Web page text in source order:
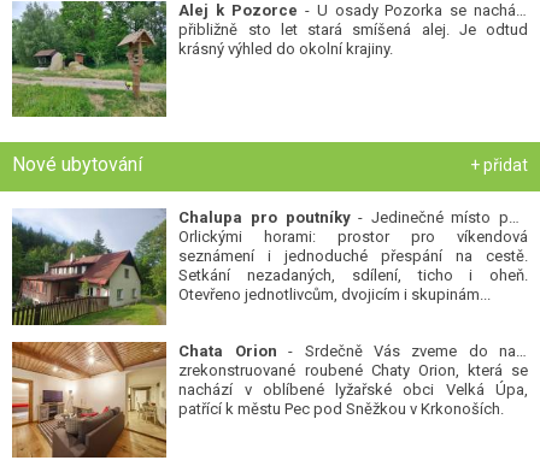
Alej k Pozorce - U osady Pozorka se nachází
přibližně sto let stará smíšená alej. Je odtud
krásný výhled do okolní krajiny.
Nové ubytování + přidat
Chalupa pro poutníky- Jedinečné místo pod
Orlickými horami: prostor pro víkendová
seznámení i jednoduché přespání na cestě.
Setkání nezadaných, sdílení, ticho i oheň.
Otevřeno jednotlivcům, dvojicím i skupinám...
Chata Orion - Srdečně Vás zveme do naší
zrekonstruované roubené Chaty Orion, která se
nachází v oblíbené lyžařské obci Velká Úpa,
patřící k městu Pec pod Sněžkou v Krkonoších.